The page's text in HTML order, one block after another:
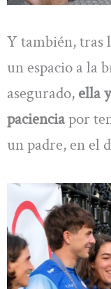
Y también, tras
un espacio a la
asegurado, ella
pacienciapor
un padre, en el